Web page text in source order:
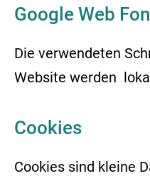
Google Web
Die verwendeten
Website werden
Cookies
Cookies sind kleine